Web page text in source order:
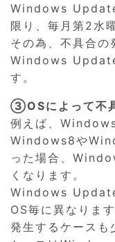
Windows Update
限り、毎月第2水
その為、不具合の
Windows Update
す。
③OSによって不
例えば、
Windows8や
った場合、
くなります。
Windows Update
OS毎に異なりま
発生するケースも